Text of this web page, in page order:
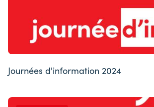
Journées d'information 2024